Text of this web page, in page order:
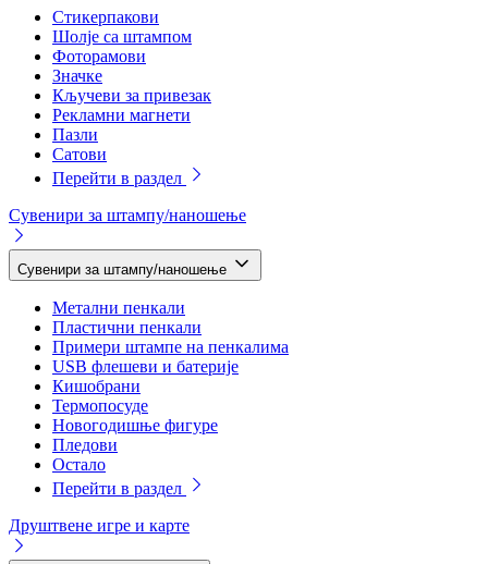
Стикерпакови
Шолје са штампом
Фоторамови
Значке
Кључеви за привезак
Рекламни магнети
Пазли
Сатови
Перейти в раздел
Сувенири за штампу/наношење
Сувенири за штампу/наношење
Метални пенкали
Пластични пенкали
Примери штампе на пенкалима
USB флешеви и батерије
Кишобрани
Термопосуде
Новогодишње фигуре
Пледови
Остало
Перейти в раздел
Друштвене игре и карте